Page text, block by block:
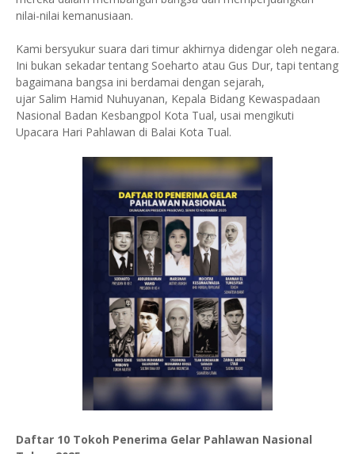
nilai-nilai kemanusiaan.
Kami bersyukur suara dari timur akhirnya didengar oleh negara.
Ini bukan sekadar tentang Soeharto atau Gus Dur, tapi tentang
bagaimana bangsa ini berdamai dengan sejarah,
ujar Salim Hamid Nuhuyanan, Kepala Bidang Kewaspadaan
Nasional Badan Kesbangpol Kota Tual, usai mengikuti
Upacara Hari Pahlawan di Balai Kota Tual.
Daftar 10 Tokoh Penerima Gelar Pahlawan Nasional